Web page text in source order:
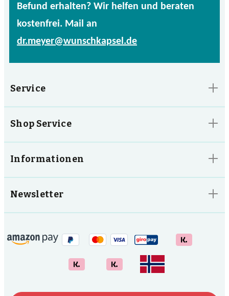
Befund erhalten? Wir helfen und beraten
kostenfrei. Mail an
dr.meyer@wunschkapsel.de
Service
Shop Service
Informationen
Newsletter